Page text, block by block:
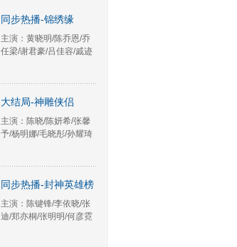
同步热播-锦绣缘
主演：黄晓明/陈乔恩/乔
任梁/谢君豪/吕佳容/戚迹
大结局-神雕侠侣
主演：陈晓/陈妍希/张馨
予/杨明娜/毛晓彤/孙耀琦
同步热播-封神英雄榜
主演：陈键锋/李依晓/张
迪/郑亦桐/张明明/何彦霓